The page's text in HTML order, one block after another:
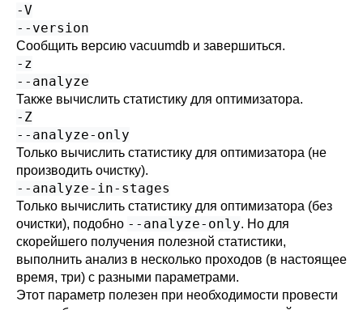
-V
--version
Сообщить версию vacuumdb и завершиться.
-z
--analyze
Также вычислить статистику для оптимизатора.
-Z
--analyze-only
Только вычислить статистику для оптимизатора (не
производить очистку).
--analyze-in-stages
Только вычислить статистику для оптимизатора (без
очистки), подобно --analyze-only. Но для
скорейшего получения полезной статистики,
выполнить анализ в несколько проходов (в настоящее
время, три) с разными параметрами.
Этот параметр полезен при необходимости провести